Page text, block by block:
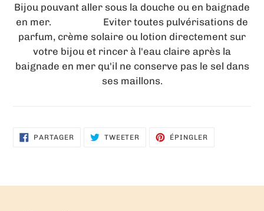
Bijou pouvant aller sous la douche ou en baignade
en mer. Eviter toutes pulvérisations de
parfum, crème solaire ou lotion directement sur
votre bijou et rincer à l'eau claire après la
baignade en mer qu'il ne conserve pas le sel dans
ses maillons.
PARTAGER PARTAGER
SUR
TWEETER TWEETERÉPINGLER